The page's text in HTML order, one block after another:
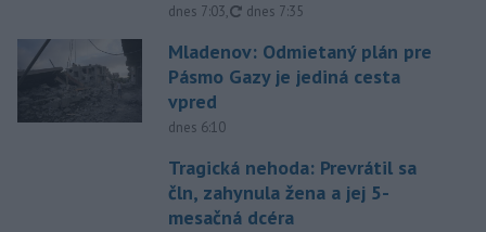
dnes 7:03, aktualizované
dnes 7:35
Mladenov: Odmietaný plán pre
Pásmo Gazy je jediná cesta
vpred
dnes 6:10
Tragická nehoda: Prevrátil sa
čln, zahynula žena a jej 5-
mesačná dcéra